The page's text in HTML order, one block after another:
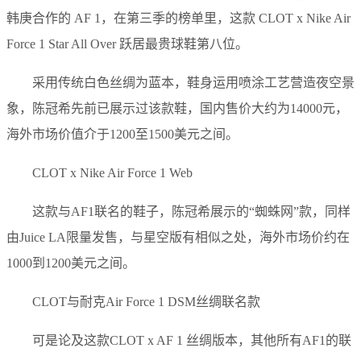
韩庚合作的 AF 1，在第三季的榜单里，这款 CLOT x Nike Air
Force 1 Star All Over 跃居最贵球鞋第八位。
采用传统白色丝绸为蓝本，鞋身运用喷涂工艺营造夜空景
象，陈冠希先前已展示过该款鞋，国内售价大约为14000元，
海外市场价值介于1200至1500美元之间。
CLOT x Nike Air Force 1 Web
这款与AF1联名的鞋子，陈冠希展示的“蜘蛛网”款，同样
由Juice LA限量发售，与星空版有相似之处，海外市场价约在
1000到1200美元之间。
CLOT与耐克Air Force 1 DSM丝绸联名款
可是论及这款CLOT x AF 1 丝绸版本，其他所有AF1的联